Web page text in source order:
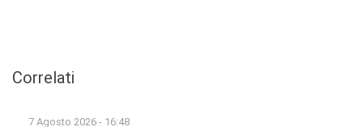
Correlati
7 Agosto 2026 - 16:48